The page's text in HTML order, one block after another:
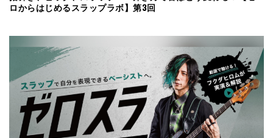
ロからはじめるスラップラボ】第3回